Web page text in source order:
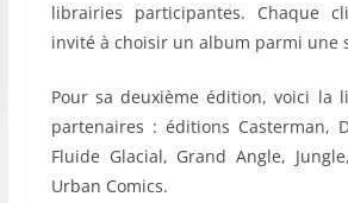
librairies participantes. Chaque
invité à choisir un album parmi une
Pour sa deuxième édition, voici la
partenaires : éditions Casterman,
Fluide Glacial, Grand Angle,
Urban Comics.